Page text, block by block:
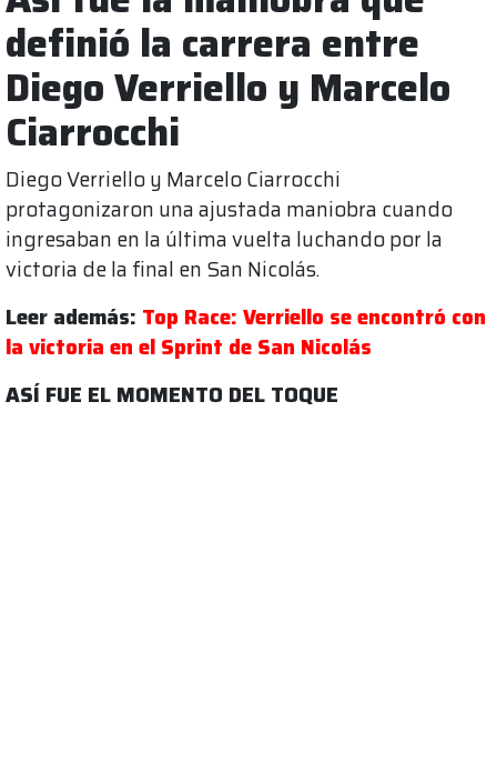
definió la carrera entre
Diego Verriello y Marcelo
Ciarrocchi
Diego Verriello y Marcelo Ciarrocchi
protagonizaron una ajustada maniobra cuando
ingresaban en la última vuelta luchando por la
victoria de la final en San Nicolás.
Leer además: Top Race: Verriello se encontró con
la victoria en el Sprint de San Nicolás
ASÍ FUE EL MOMENTO DEL TOQUE